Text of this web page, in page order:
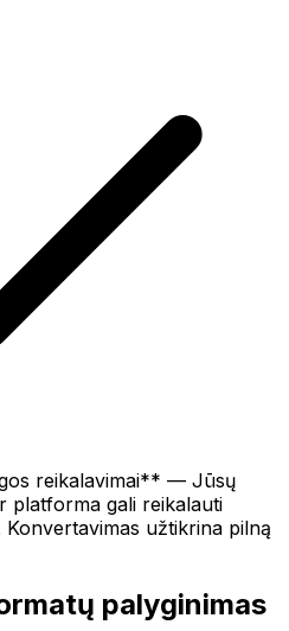
reikalavimai** — Jūsų
platforma gali reikalauti
užtikrina pilną
palyginimas